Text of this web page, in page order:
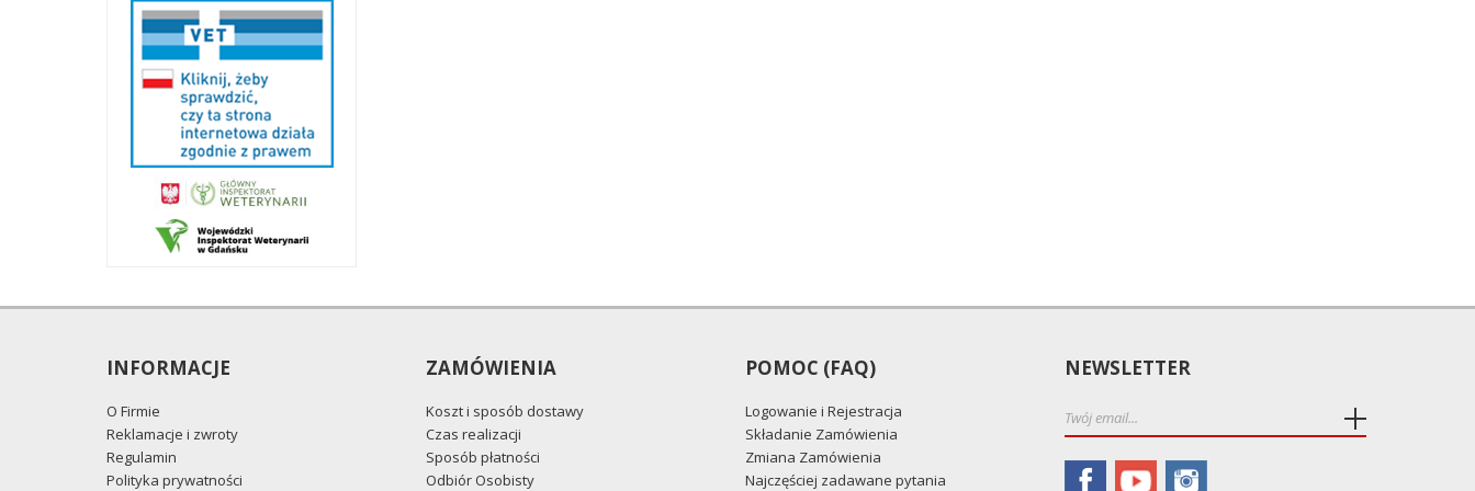
INFORMACJE
O Firmie
Reklamacje i zwroty
Regulamin
Polityka prywatności
ZAMÓWIENIA
Koszt i sposób dostawy
Czas realizacji
Sposób płatności
Odbiór Osobisty
POMOC (FAQ)
Logowanie i Rejestracja
Składanie Zamówienia
Zmiana Zamówienia
Najczęściej zadawane pytania
NEWSLETTER